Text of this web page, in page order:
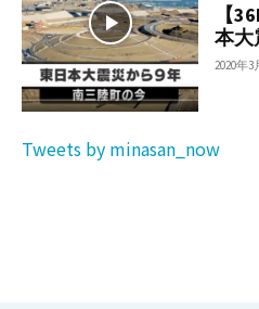
【
本大
2020年3
Tweets by minasan_now